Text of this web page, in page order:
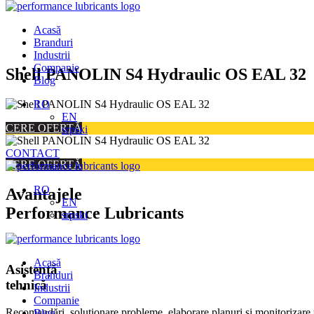
Skip
to
content
Acasă
Branduri
Industrii
Companie
Blog
RO
EN
srpski
CONTACT
RO
EN
srpski
Acasă
Branduri
Industrii
Companie
Shell PANOLIN S4 Hydraulic OS EAL 32
CERE OFERTĂ
CERE OFERTĂ
Avantajele
Performance Lubricants
Asistență
tehnică